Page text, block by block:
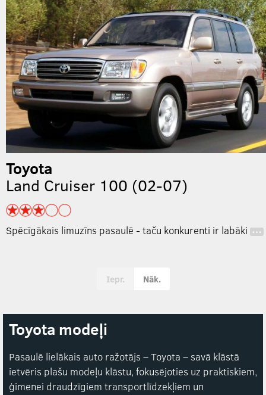
Toyota
Land Cruiser 100 (02-07)
Spēcīgākais limuzīns pasaulē - taču konkurenti ir labāki …
Iepr. Nāk.
Toyota modeļi
Pasaulē lielākais auto ražotājs – Toyota – savā klāstā
ietvēris plašu modeļu klāstu, fokusējoties uz praktiskiem,
ģimenei draudzīgiem transportlīdzekļiem un